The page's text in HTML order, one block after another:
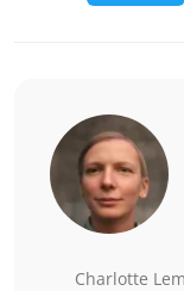
Charlotte